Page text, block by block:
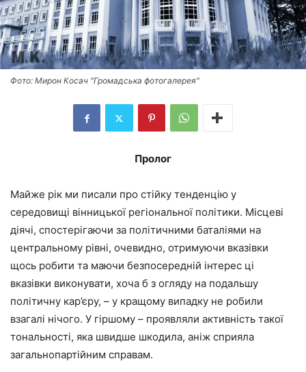
Фото: Мирон Косач "Громадська фотогалерея"
Пролог
Майже рік ми писали про стійку тенденцію у
середовищі вінницької регіональної політики. Місцеві
діячі, спостерігаючи за політичними баталіями на
центральному рівні, очевидно, отримуючи вказівки
щось робити та маючи безпосередній інтерес ці
вказівки виконувати, хоча б з огляду на подальшу
політичну кар’єру, – у кращому випадку не робили
взагалі нічого. У гіршому – проявляли активність такої
тональності, яка швидше шкодила, аніж сприяла
загальнопартійним справам.